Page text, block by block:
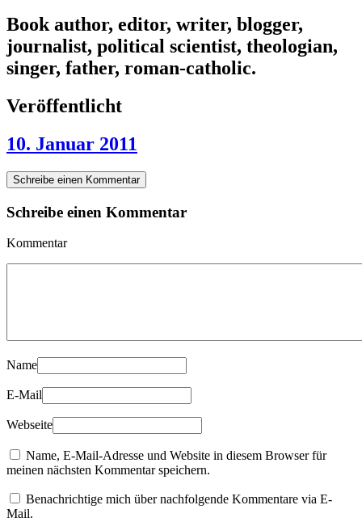
Book author, editor, writer, blogger,
journalist, political scientist, theologian,
singer, father, roman-catholic.
Veröffentlicht
10. Januar 2011
Schreibe einen Kommentar
Schreibe einen Kommentar
Kommentar
Name
E-Mail
Webseite
Name, E-Mail-Adresse und Website in diesem Browser für
meinen nächsten Kommentar speichern.
Benachrichtige mich über nachfolgende Kommentare via E-
Mail.